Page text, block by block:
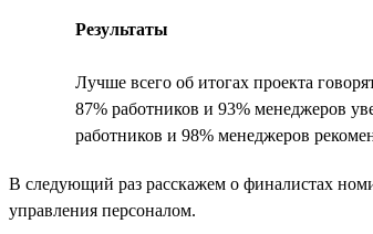
Результаты
Лучше всего об итогах проекта
87% работников и 93% менеджеров
работников и 98% менеджеров
В следующий раз расскажем о финалистах
управления персоналом.